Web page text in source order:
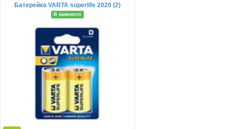
Батерейка VARTA superlife 2020 (2)
В наявності